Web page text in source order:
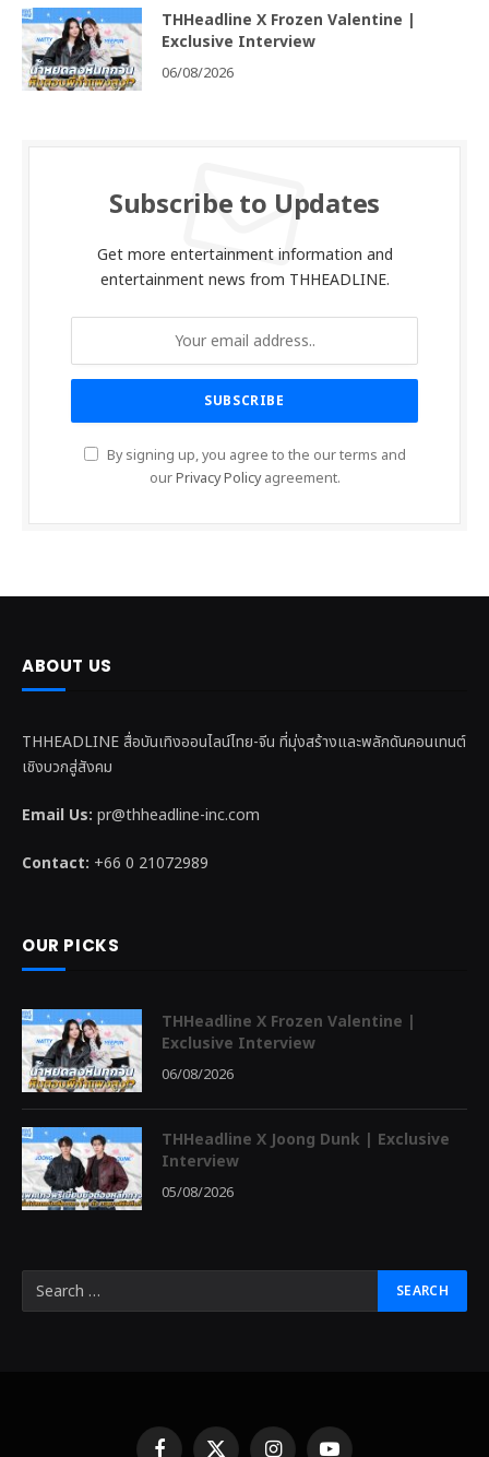
THHeadline X Frozen Valentine |
Exclusive Interview
06/08/2026
Subscribe to Updates
Get more entertainment information and
entertainment news from THHEADLINE.
By signing up, you agree to the our terms and
ourPrivacy Policyagreement.
ABOUT US
THHEADLINE สื่อบันเทิงออนไลน์ไทย-จีน ที่มุ่งสร้างและพลักดันคอนเทนต์
เชิงบวกสู่สังคม
Email Us: pr@thheadline-inc.com
Contact: +66 0 21072989
OUR PICKS
THHeadline X Frozen Valentine |
Exclusive Interview
06/08/2026
THHeadline X Joong Dunk | Exclusive
Interview
05/08/2026